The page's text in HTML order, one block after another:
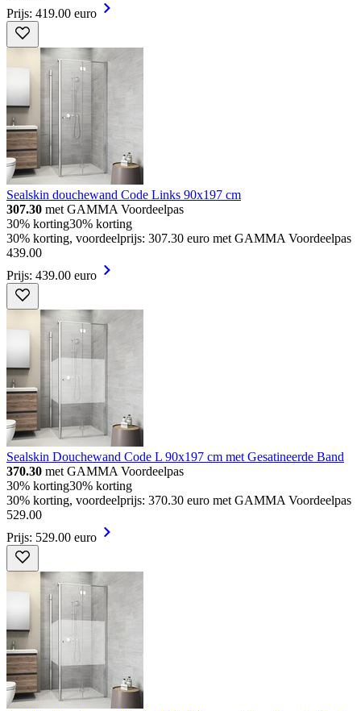
Prijs: 419.00 euro
Sealskin douchewand Code Links 90x197 cm
307.30 met GAMMA Voordeelpas
30% korting30% korting
30% korting, voordeelprijs: 307.30 euro met GAMMA Voordeelpas
439.00
Prijs: 439.00 euro
Sealskin Douchewand Code L 90x197 cm met Gesatineerde Band
370.30 met GAMMA Voordeelpas
30% korting30% korting
30% korting, voordeelprijs: 370.30 euro met GAMMA Voordeelpas
529.00
Prijs: 529.00 euro